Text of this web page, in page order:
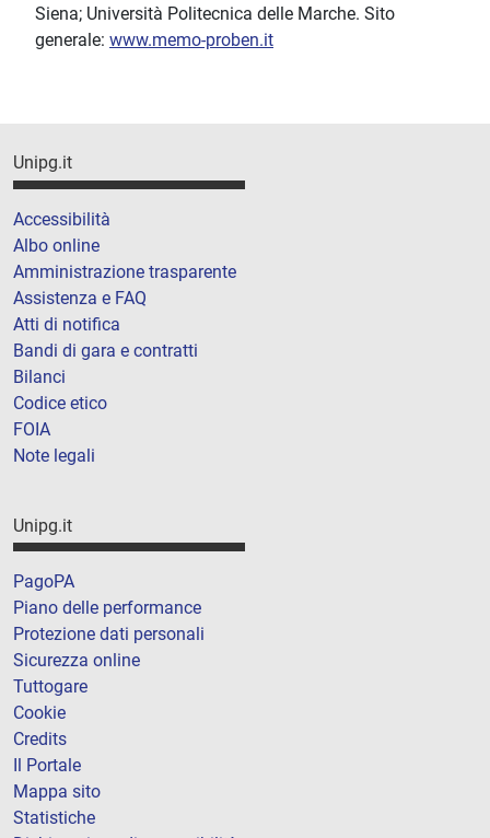
Siena; Università Politecnica delle Marche. Sito
generale: www.memo-proben.it
Unipg.it
Accessibilità
Albo online
Amministrazione trasparente
Assistenza e FAQ
Atti di notifica
Bandi di gara e contratti
Bilanci
Codice etico
FOIA
Note legali
Unipg.it
PagoPA
Piano delle performance
Protezione dati personali
Sicurezza online
Tuttogare
Cookie
Credits
Il Portale
Mappa sito
Statistiche